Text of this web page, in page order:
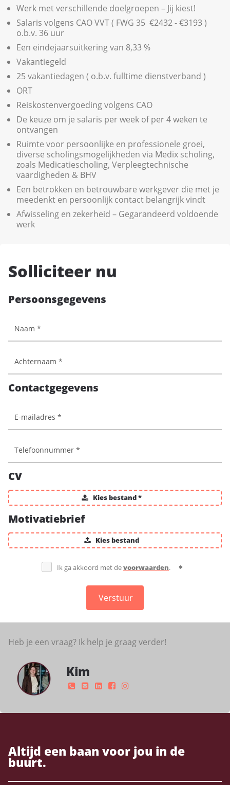
Werk met verschillende doelgroepen – Jij kiest!
Salaris volgens CAO VVT ( FWG 35 €2432 - €3193 )
o.b.v. 36 uur
Een eindejaarsuitkering van 8,33 %
Vakantiegeld
25 vakantiedagen ( o.b.v. fulltime dienstverband )
ORT
Reiskostenvergoeding volgens CAO
De keuze om je salaris per week of per 4 weken te
ontvangen
Ruimte voor persoonlijke en professionele groei,
diverse scholingsmogelijkheden via Medix scholing,
zoals Medicatiescholing, Verpleegtechnische
vaardigheden & BHV
Een betrokken en betrouwbare werkgever die met je
meedenkt en persoonlijk contact belangrijk vindt
Afwisseling en zekerheid – Gegarandeerd voldoende
werk
Heb je een vraag? Ik help je graag verder!
Kim
Solliciteer nu
Persoonsgegevens
Contactgegevens
CV
Kies bestand *
Motivatiebrief
Kies bestand
Ik ga akkoord met devoorwaarden.
Verstuur
Altijd een baan voor jou in de
buurt.